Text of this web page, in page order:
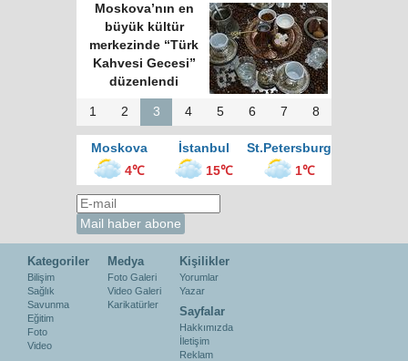
Moskova’nın en
büyük kültür
merkezinde “Türk
Kahvesi Gecesi”
düzenlendi
1 2 3 4 5 6 7 8
Moskova İstanbul
St.Petersburg
4℃
15℃ 1℃
Kategoriler
Bilişim
Sağlık
Savunma
Eğitim
Foto
Video
Medya
Foto Galeri
Video Galeri
Karikatürler
Kişilikler
Yorumlar
Yazar
Sayfalar
Hakkımızda
İletişim
Reklam